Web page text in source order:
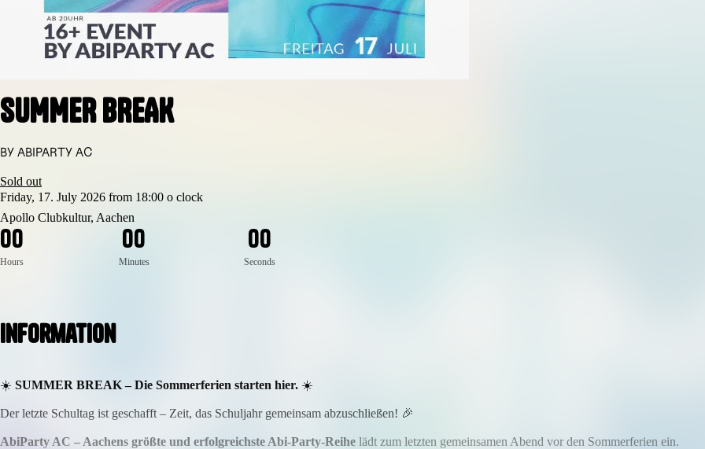
SUMMER BREAK
BY ABIPARTY AC
Sold out
Friday, 17. July 2026 from 18:00 o clock
Apollo Clubkultur, Aachen
00
Hours
00
Minutes
00
Seconds
Information
☀️ SUMMER BREAK – Die Sommerferien starten hier. ☀️
Der letzte Schultag ist geschafft – Zeit, das Schuljahr gemeinsam abzuschließen! 🎉
AbiParty AC – Aachens größte und erfolgreichste Abi-Party-Reihe lädt zum letzten gemeinsamen Abend vor den Sommerferien ein.